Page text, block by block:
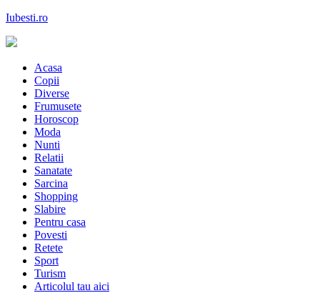
Skip
content
Iubesti.ro
astazi
Acasa
Copii
Diverse
Frumusete
Horoscop
Moda
Nunti
Relatii
Sanatate
Sarcina
Shopping
Slabire
Pentru casa
Povesti
Retete
Sport
Turism
Articolul tau aici